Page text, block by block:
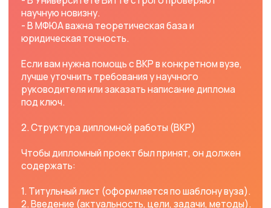
4. Как повысить уникальность диплома?
Большинство вузов (**ММУ, Витте, РосНОУ и др.**)
требуют оригинальность текста 70-90%. Как
сохранением смысла.
✔️ Использование свежих источников – меньше
шансов на плагиат.
✔️ Специальные сервисы (Antiplagiat.ru, Text.ru).
❓ Сколько стоит помощь в написании диплома?
Цена зависит от вуза, темы и сроков.
❓ Даете ли вы гарантию на защиту?
Ответственные исполнители гарантируют
доработки до успешной сдачи.